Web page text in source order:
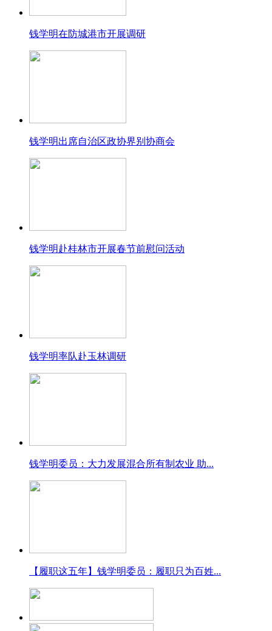
钱学明在防城港市开展调研
钱学明出席自治区政协界别协商会
钱学明赴桂林市开展春节前慰问活动
钱学明率队赴玉林调研
钱学明委员：大力发展混合所有制农业 助...
【履职这五年】钱学明委员：履职只为百姓...